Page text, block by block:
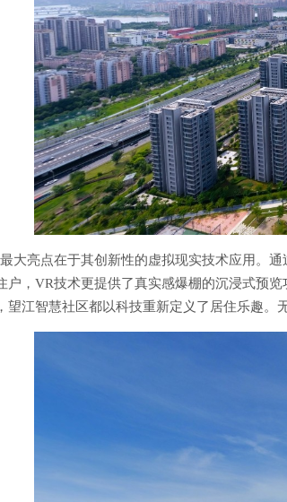
大亮点在于其创新性的虚拟现实技术应用。
户，VR技术更提供了真实感爆棚的沉浸式预
望江智慧社区都以科技重新定义了居住乐趣。